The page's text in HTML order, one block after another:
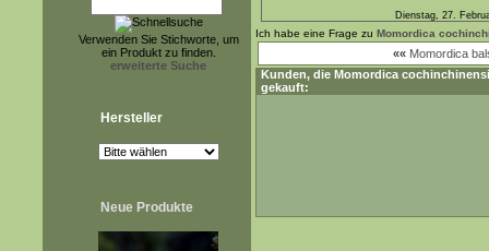
Verwenden Sie Stichworte, um
ein Produkt zu finden.
erweiterte Suche
Hersteller
Neue Produkte
Dienstag, 27.
Ich habe eine Frage zu Momordica
«« Momordica
Kunden, die Momordica
gekauft: